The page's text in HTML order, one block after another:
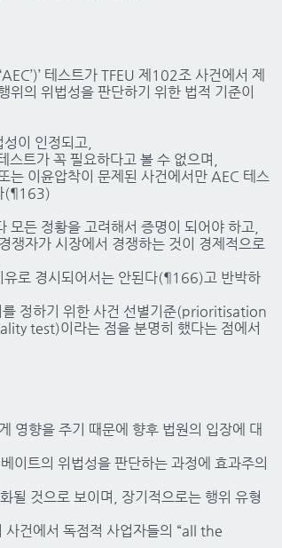
테스트가 TFEU 제102조 사건에서 제
의 위법성을 판단하기 위한 법적 기준이
이 인정되고,
트가 꼭 필요하다고 볼 수 없으며,
는 이윤압착이 문제된 사건에서만 AEC 테스
(¶163)
든 정황을 고려해서 증명이 되어야 하고,
쟁자가 시장에서 경쟁하는 것이 경제적으로
유로 경시되어서는 안된다(¶166)고 반박하
정하기 위한 사건 선별기준(prioritisation
test)이라는 점을 분명히 했다는 점에서
영향을 주기 때문에 향후 법원의 입장에 대
이트의 위법성을 판단하는 과정에 효과주의
될 것으로 보이며, 장기적으로는 행위 유형
사건에서 독점적 사업자들의 “all the